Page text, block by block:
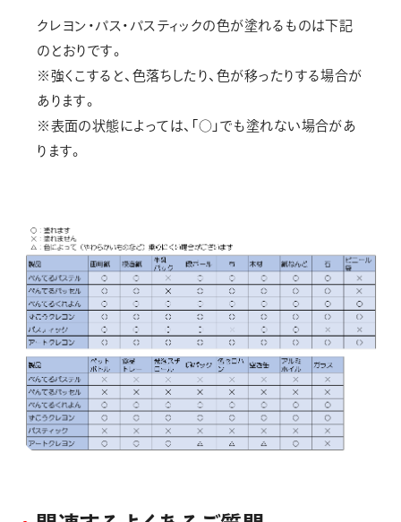
ブラッシュ（筆）
その他
運営会社
クレヨン・パス・パスティックの色が塗れるものは下記
のとおりです。
※強くこすると、色落ちしたり、色が移ったりする場合が
あります。
※表面の状態によっては、「○」でも塗れない場合があ
ります。